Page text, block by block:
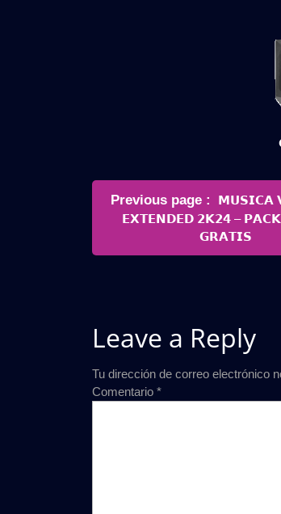
Navegación
de
entradas
Previous page
Older
Posts
𝗠𝗨𝗦𝗜𝗖𝗔
𝗘𝗫𝗧𝗘𝗡𝗗𝗘𝗗 𝟮𝗞𝟮𝟰 –
𝗚𝗥𝗔𝗧𝗜𝗦
Leave a Reply
Tu dirección de correo electrónico
Comentario *